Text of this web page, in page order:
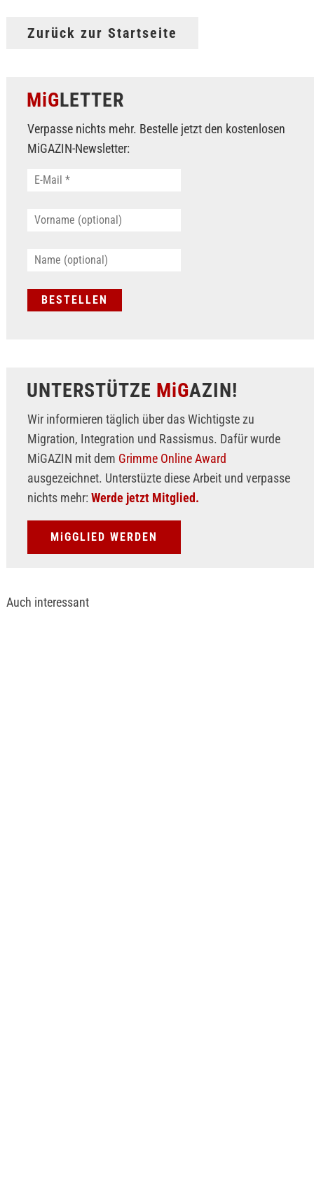
Zurück zur Startseite
MiGLETTER
Verpasse nichts mehr. Bestelle jetzt den kostenlosen
MiGAZIN-Newsletter:
UNTERSTÜTZE MiGAZIN!
Wir informieren täglich über das Wichtigste zu
Migration, Integration und Rassismus. Dafür wurde
MiGAZIN mit dem Grimme Online Award
ausgezeichnet. Unterstüzte diese Arbeit und verpasse
nichts mehr: Werde jetzt Mitglied.
MiGGLIED WERDEN
Auch interessant